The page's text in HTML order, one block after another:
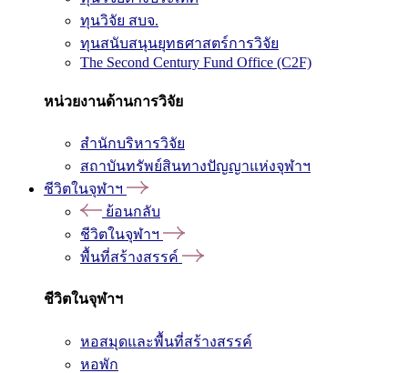
ทุนวิจัย สบจ.
ทุนสนับสนุนยุทธศาสตร์การวิจัย
The Second Century Fund Office (C2F)
หน่วยงานด้านการวิจัย
สำนักบริหารวิจัย
สถาบันทรัพย์สินทางปัญญาแห่งจุฬาฯ
ชีวิตในจุฬาฯ
ย้อนกลับ
ชีวิตในจุฬาฯ
พื้นที่สร้างสรรค์
ชีวิตในจุฬาฯ
หอสมุดและพื้นที่สร้างสรรค์
หอพัก